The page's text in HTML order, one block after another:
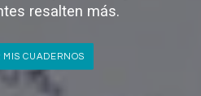
resalten más.
MIS CUADERNOS